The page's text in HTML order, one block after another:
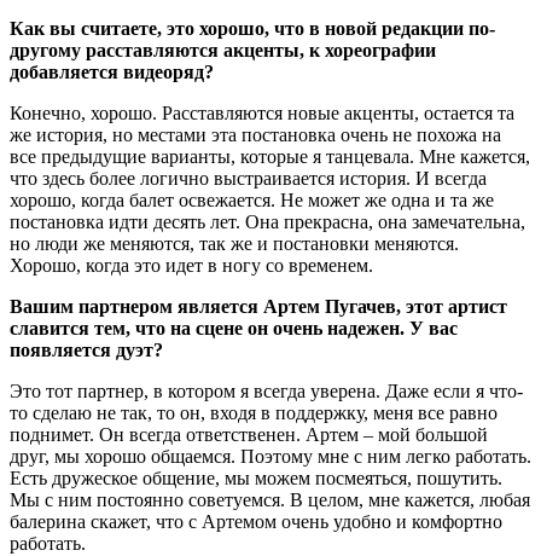
Как вы считаете, это хорошо, что в новой редакции по-
другому расставляются акценты, к хореографии
добавляется видеоряд?
Конечно, хорошо. Расставляются новые акценты, остается та
же история, но местами эта постановка очень не похожа на
все предыдущие варианты, которые я танцевала. Мне кажется,
что здесь более логично выстраивается история. И всегда
хорошо, когда балет освежается. Не может же одна и та же
постановка идти десять лет. Она прекрасна, она замечательна,
но люди же меняются, так же и постановки меняются.
Хорошо, когда это идет в ногу со временем.
Вашим партнером является Артем Пугачев, этот артист
славится тем, что на сцене он очень надежен. У вас
появляется дуэт?
Это тот партнер, в котором я всегда уверена. Даже если я что-
то сделаю не так, то он, входя в поддержку, меня все равно
поднимет. Он всегда ответственен. Артем – мой большой
друг, мы хорошо общаемся. Поэтому мне с ним легко работать.
Есть дружеское общение, мы можем посмеяться, пошутить.
Мы с ним постоянно советуемся. В целом, мне кажется, любая
балерина скажет, что с Артемом очень удобно и комфортно
работать.